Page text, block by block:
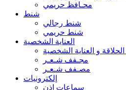
محـافظ حريمي
شنط
شنط رجالي
شنط حريمي
العناية الشخصية
الحلاقة و العناية الشخصية
مجـفف شـعـر
مصـفف شـعـر
إلكترونيات
سماعات اذن